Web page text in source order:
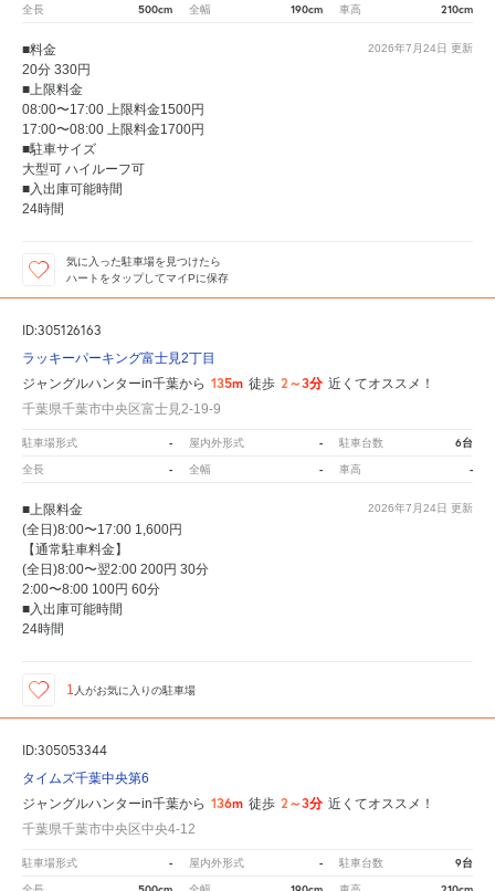
全長 500cm 全幅 190cm 車高 210cm
2026年7月24日 更新
■料金
20分 330円
■上限料金
08:00〜17:00 上限料金1500円
17:00〜08:00 上限料金1700円
■駐車サイズ
大型可 ハイルーフ可
■入出庫可能時間
24時間
気に入った駐車場を見つけたら
ハートをタップしてマイPに保存
ID:305126163
ラッキーパーキング富士見2丁目
ジャングルハンターin千葉から 135m 徒歩 2～3分 近くてオススメ！
千葉県千葉市中央区富士見2-19-9
駐車場形式 - 屋内外形式 - 駐車台数 6台
全長 - 全幅 - 車高 -
2026年7月24日 更新
■上限料金
(全日)8:00〜17:00 1,600円
【通常駐車料金】
(全日)8:00〜翌2:00 200円 30分
2:00〜8:00 100円 60分
■入出庫可能時間
24時間
1 人がお気に入りの駐車場
ID:305053344
タイムズ千葉中央第6
ジャングルハンターin千葉から 136m 徒歩 2～3分 近くてオススメ！
千葉県千葉市中央区中央4-12
駐車場形式 - 屋内外形式 - 駐車台数 9台